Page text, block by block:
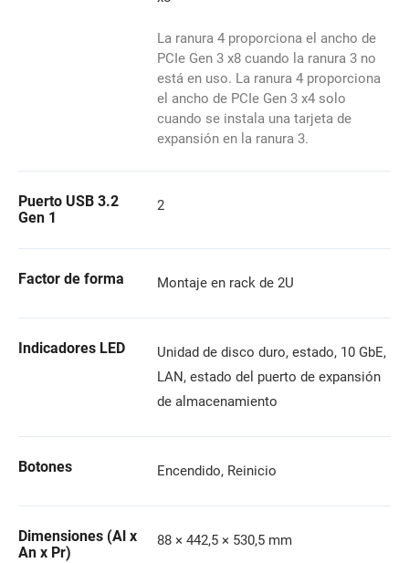
La ranura 4 proporciona el ancho de
PCIe Gen 3 x8 cuando la ranura 3 no
está en uso. La ranura 4 proporciona
el ancho de PCIe Gen 3 x4 solo
cuando se instala una tarjeta de
expansión en la ranura 3.
Puerto USB 3.2
Gen 1
2
Factor de forma Montaje en rack de 2U
Indicadores LED
Unidad de disco duro, estado, 10 GbE,
LAN, estado del puerto de expansión
de almacenamiento
Botones Encendido, Reinicio
Dimensiones (Al x
An x Pr)
88 × 442,5 × 530,5 mm